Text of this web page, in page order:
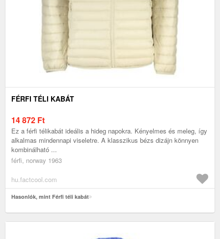
FÉRFI TÉLI KABÁT
14 872 Ft
Ez a férfi télikabát ideális a hideg napokra. Kényelmes és meleg, így
alkalmas mindennapi viseletre. A klasszikus bézs dizájn könnyen
kombinálható ...
férfi, norway 1963
hu.factcool.com
Hasonlók, mint Férfi téli kabát